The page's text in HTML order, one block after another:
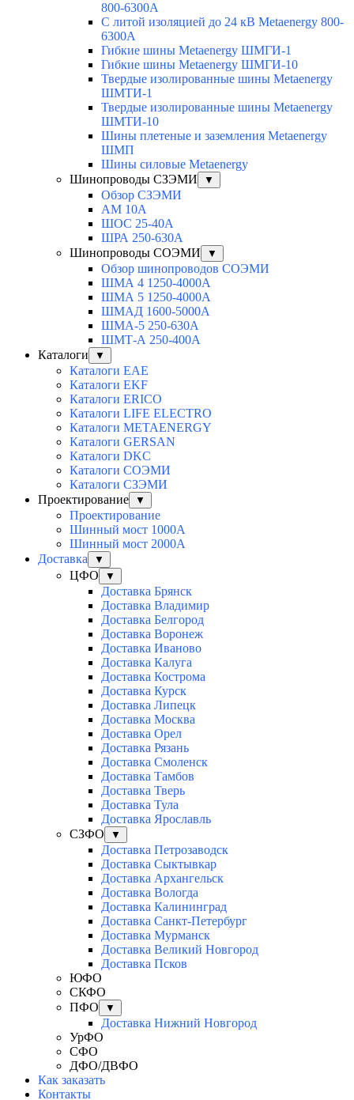
800-6300A
С литой изоляцией до 24 кВ Metaenergy 800-
6300A
Гибкие шины Metaenergy ШМГИ-1
Гибкие шины Metaenergy ШМГИ-10
Твердые изолированные шины Metaenergy
ШМТИ-1
Твердые изолированные шины Metaenergy
ШМТИ-10
Шины плетеные и заземления Metaenergy
ШМП
Шины силовые Metaenergy
Шинопроводы СЗЭМИ
▼
Обзор СЗЭМИ
АМ 10А
ШОС 25-40А
ШРА 250-630А
Шинопроводы СОЭМИ
▼
Обзор шинопроводов СОЭМИ
ШМА 4 1250-4000А
ШМА 5 1250-4000А
ШМАД 1600-5000А
ШМА-5 250-630А
ШМТ-А 250-400А
Каталоги
▼
Каталоги EAE
Каталоги EKF
Каталоги ERICO
Каталоги LIFE ELECTRO
Каталоги METAENERGY
Каталоги GERSAN
Каталоги DKC
Каталоги СОЭМИ
Каталоги СЗЭМИ
Проектирование
▼
Проектирование
Шинный мост 1000А
Шинный мост 2000А
Доставка
▼
ЦФО ▼
Доставка Брянск
Доставка Владимир
Доставка Белгород
Доставка Воронеж
Доставка Иваново
Доставка Калуга
Доставка Кострома
Доставка Курск
Доставка Липецк
Доставка Москва
Доставка Орел
Доставка Рязань
Доставка Смоленск
Доставка Тамбов
Доставка Тверь
Доставка Тула
Доставка Ярославль
СЗФО
▼
Доставка Петрозаводск
Доставка Сыктывкар
Доставка Архангельск
Доставка Вологда
Доставка Калининград
Доставка Санкт-Петербург
Доставка Мурманск
Доставка Великий Новгород
Доставка Псков
ЮФО
СКФО
ПФО
▼
Доставка Нижний Новгород
УрФО
СФО
ДФО/ДВФО
Как заказать
Контакты